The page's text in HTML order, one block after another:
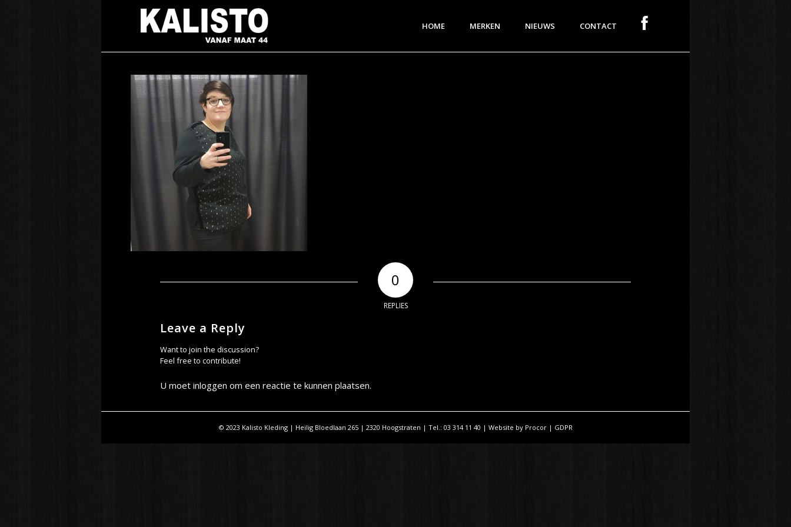
HOME MERKEN NIEUWS CONTACT
0
REPLIES
Leave a Reply
Want to join the discussion?
Feel free to contribute!
U moet inloggen om een reactie te kunnen plaatsen.
© 2023 Kalisto Kleding | Heilig Bloedlaan 265 | 2320 Hoogstraten | Tel.: 03 314 11 40 | Website by Procor| GDPR